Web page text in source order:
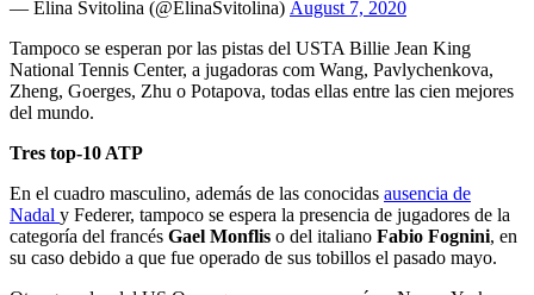
— Elina Svitolina (@ElinaSvitolina) August 7, 2020
Tampoco se esperan por las pistas del USTA Billie Jean King
National Tennis Center, a jugadoras com Wang, Pavlychenkova,
Zheng, Goerges, Zhu o Potapova, todas ellas entre las cien mejores
del mundo.
Tres top-10 ATP
En el cuadro masculino, además de las conocidas ausencia de
Nadal y Federer, tampoco se espera la presencia de jugadores de la
categoría del francés Gael Monflis o del italiano Fabio Fognini, en
su caso debido a que fue operado de sus tobillos el pasado mayo.